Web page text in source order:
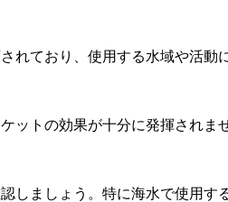
れており、使用する水域や活動
ットの効果が十分に発揮されま
しましょう。特に海水で使用す